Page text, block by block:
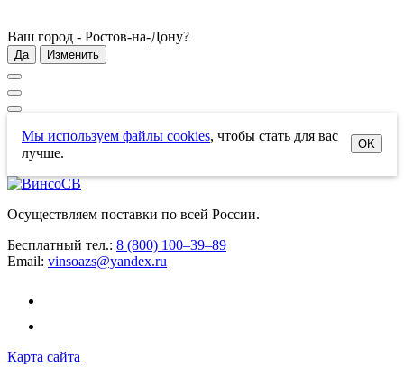
Ваш город - Ростов-на-Дону?
Да Изменить
Мы используем файлы cookies, чтобы стать для вас
лучше.
OK
Осуществляем поставки по всей России.
Бесплатный тел.: 8 (800) 100–39–89
Email: vinsoazs@yandex.ru
Карта сайта